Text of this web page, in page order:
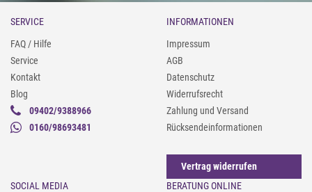
SERVICE
FAQ / Hilfe
Service
Kontakt
Blog
09402/9388966
0160/98693481
INFORMATIONEN
Impressum
AGB
Datenschutz
Widerrufsrecht
Zahlung und Versand
Rücksendeinformationen
Vertrag widerrufen
SOCIAL MEDIA
BERATUNG ONLINE